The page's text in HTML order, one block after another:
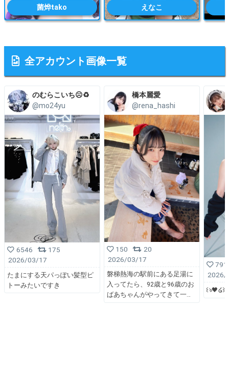
菌烨tako えなこ
全アカウント画像一覧
のむらこいち☹️♻️
@mo24yu
6546
175
2026/03/17
たまにする天パっぽい髪型ピ
トーみたいですき
橋本麗愛
@rena_hashi
150
20
2026/03/17
磐梯熱海の駅前にある足湯に
入ってたら、92歳と96歳のお
ばあちゃんがやってきて一
791
2026/
꒰ঌ🖤໒꒱